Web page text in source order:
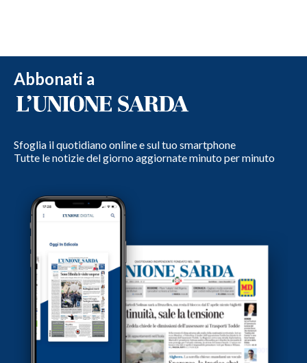
Abbonati a
Sfoglia il quotidiano online e sul tuo smartphone
Tutte le notizie del giorno aggiornate minuto per minuto